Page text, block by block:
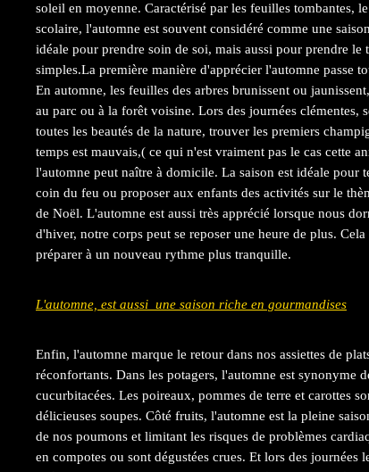
soleil en moyenne. Caractérisé par les feuilles tombantes,
scolaire, l'automne est souvent considéré comme une
idéale pour prendre soin de soi, mais aussi pour prendre le
simples.La première manière d'apprécier l'automne passe
En automne, les feuilles des arbres brunissent ou
au parc ou à la forêt voisine. Lors des journées clémentes,
toutes les beautés de la nature, trouver les premiers
temps est mauvais,( ce qui n'est vraiment pas le cas cette
l'automne peut naître à domicile. La saison est idéale pour
coin du feu ou proposer aux enfants des activités sur le
de Noël. L'automne est aussi très apprécié lorsque nous
d'hiver, notre corps peut se reposer une heure de plus.
préparer à un nouveau rythme plus tranquille.
L'automne, est aussi une saison riche en gourmandises
Enfin, l'automne marque le retour dans nos assiettes de
réconfortants. Dans les potagers, l'automne est synonyme
cucurbitacées. Les poireaux, pommes de terre et carottes
délicieuses soupes. Côté fruits, l'automne est la pleine
de nos poumons et limitant les risques de problèmes
en compotes ou sont dégustées crues. Et lors des journées